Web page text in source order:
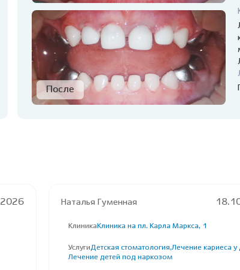
Наталья Гуменная
Клиника Клиника на пл. Карла Маркса, 1
Услуги Детская стоматология,Лечение кариеса у
Лечение детей под наркозом